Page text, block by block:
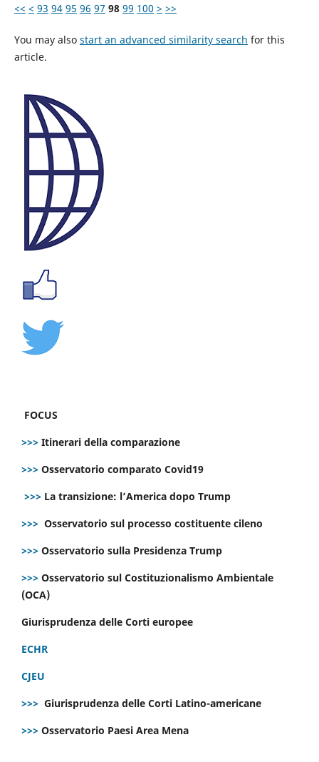
<< < 93 94 95 96 97 98 99 100 > >>
You may also start an advanced similarity search for this
article.
FOCUS
>>> Itinerari della comparazione
>>> Osservatorio comparato Covid19
>>> La transizione: l’America dopo Trump
>>> Osservatorio sul processo costituente cileno
>>> Osservatorio sulla Presidenza Trump
>>> Osservatorio sul Costituzionalismo Ambientale
(OCA)
Giurisprudenza delle Corti europee
ECHR
CJEU
>>> Giurisprudenza delle Corti Latino-americane
>>> Osservatorio Paesi Area Mena